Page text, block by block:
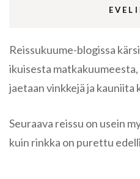
Reissukuume-blogissa
ikuisesta
jaetaan vinkkejä ja kauniita
Seuraava reissu on usein
kuin rinkka on purettu